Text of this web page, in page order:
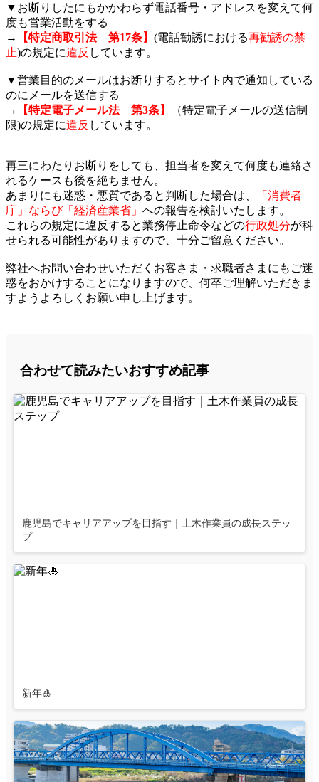
▼お断りしたにもかかわらず電話番号・アドレスを変えて何
度も営業活動をする
→
【特定商取引法 第17条】 (電話勧誘における再勧誘の禁
止)の規定に違反 しています。
▼営業目的のメールはお断りするとサイト内で通知している
のにメールを送信する
→
【特定電子メール法 第3条】
（特定電子メールの送信制
限)の規定に違反 しています。
再三にわたりお断りをしても、担当者を変えて何度も連絡さ
れるケースも後を絶ちません。
あまりにも迷惑・悪質であると判断した場合は、
「消費者
庁」ならび「経済産業省」 への報告を検討いたします。
これらの規定に違反すると業務停止命令などの行政処分が科
せられる可能性がありますので、十分ご留意ください。
弊社へお問い合わせいただくお客さま・求職者さまにもご迷
惑をおかけすることになりますので、何卒ご理解いただきま
すようよろしくお願い申し上げます。
合わせて読みたいおすすめ記事
鹿児島でキャリアアップを目指す｜土木作業員の成長ステッ
プ
新年🎍